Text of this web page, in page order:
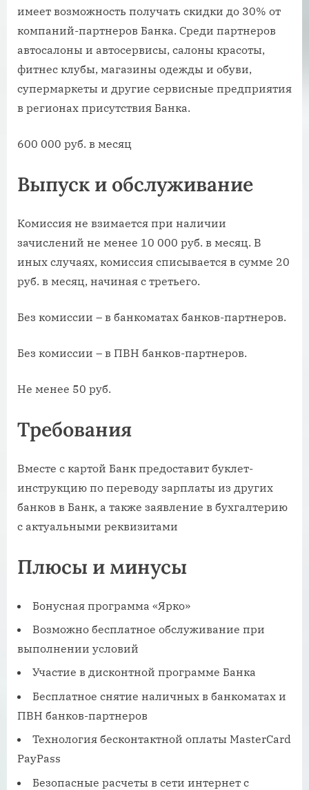
имеет возможность получать скидки до 30% от
компаний-партнеров Банка. Среди партнеров
автосалоны и автосервисы, салоны красоты,
фитнес клубы, магазины одежды и обуви,
супермаркеты и другие сервисные предприятия
в регионах присутствия Банка.
600 000 руб. в месяц
Выпуск и обслуживание
Комиссия не взимается при наличии
зачислений не менее 10 000 руб. в месяц. В
иных случаях, комиссия списывается в сумме 20
руб. в месяц, начиная с третьего.
Без комиссии – в банкоматах банков-партнеров.
Без комиссии – в ПВН банков-партнеров.
Не менее 50 руб.
Требования
Вместе с картой Банк предоставит буклет-
инструкцию по переводу зарплаты из других
банков в Банк, а также заявление в бухгалтерию
с актуальными реквизитами
Плюсы и минусы
Бонусная программа «Ярко»
Возможно бесплатное обслуживание при
выполнении условий
Участие в дисконтной программе Банка
Бесплатное снятие наличных в банкоматах и
ПВН банков-партнеров
Технология бесконтактной оплаты MasterCard
PayPass
Безопасные расчеты в сети интернет с